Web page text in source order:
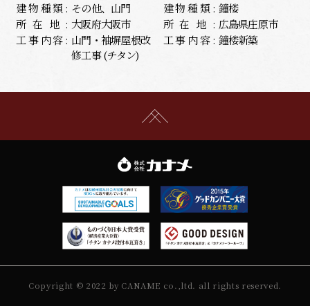
建物種類: その他、山門
所在地: 大阪府大阪市
工事内容: 山門・袖塀屋根改
修工事 (チタン)
建物種類: 鐘楼
所在地: 広島県庄原市
工事内容: 鐘楼新築
Copyright © 2022 by CANAME co.,ltd. all rights reserved.